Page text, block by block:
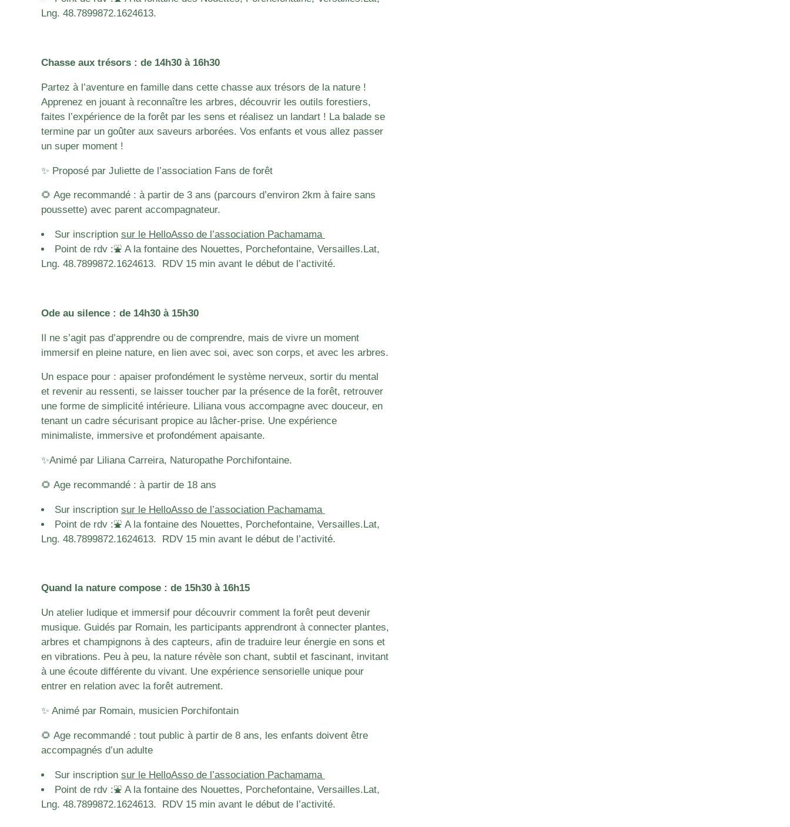
Lng. 48.7899872.1624613.
Chasse aux trésors : de 14h30 à 16h30
Partez à l’aventure en famille dans cette chasse aux trésors de la nature !
Apprenez en jouant à reconnaître les arbres, découvrir les outils forestiers,
faites l’expérience de la forêt par les sens et réalisez un landart ! La balade se
termine par un goûter aux saveurs arborées. Vos enfants et vous allez passer
un super moment !
✨ Proposé par Juliette de l’association Fans de forêt
🌻 Age recommandé : à partir de 3 ans (parcours d’environ 2km à faire sans
poussette) avec parent accompagnateur.
Sur inscription sur le HelloAsso de l’association Pachamama
Point de rdv :⛲️ A la fontaine des Nouettes, Porchefontaine, Versailles. Lat,
Lng. 48.7899872.1624613. RDV 15 min avant le début de l’activité.
Ode au silence : de 14h30 à 15h30
Il ne s’agit pas d’apprendre ou de comprendre, mais de vivre un moment
immersif en pleine nature, en lien avec soi, avec son corps, et avec les arbres.
Un espace pour : apaiser profondément le système nerveux, sortir du mental
et revenir au ressenti, se laisser toucher par la présence de la forêt, retrouver
une forme de simplicité intérieure. Liliana vous accompagne avec douceur, en
tenant un cadre sécurisant propice au lâcher-prise. Une expérience
minimaliste, immersive et profondément apaisante.
✨Animé par Liliana Carreira, Naturopathe Porchifontaine.
🌻 Age recommandé : à partir de 18 ans
Sur inscription sur le HelloAsso de l’association Pachamama
Point de rdv :⛲️ A la fontaine des Nouettes, Porchefontaine, Versailles.Lat,
Lng. 48.7899872.1624613. RDV 15 min avant le début de l’activité.
Quand la nature compose : de 15h30 à 16h15
Un atelier ludique et immersif pour découvrir comment la forêt peut devenir
musique. Guidés par Romain, les participants apprendront à connecter plantes,
arbres et champignons à des capteurs, afin de traduire leur énergie en sons et
en vibrations. Peu à peu, la nature révèle son chant, subtil et fascinant, invitant
à une écoute différente du vivant. Une expérience sensorielle unique pour
entrer en relation avec la forêt autrement.
✨ Animé par Romain, musicien Porchifontain
🌻 Age recommandé : tout public à partir de 8 ans, les enfants doivent être
accompagnés d’un adulte
Sur inscription sur le HelloAsso de l’association Pachamama
Point de rdv :⛲️ A la fontaine des Nouettes, Porchefontaine, Versailles.Lat,
Lng. 48.7899872.1624613. RDV 15 min avant le début de l’activité.